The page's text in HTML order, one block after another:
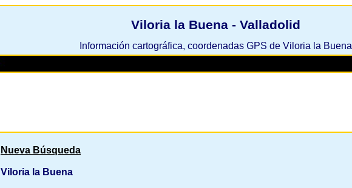
Viloria la Buena - Valladolid
Información cartográfica, coordenadas GPS de Viloria la Buena
Nueva Búsqueda
Viloria la Buena